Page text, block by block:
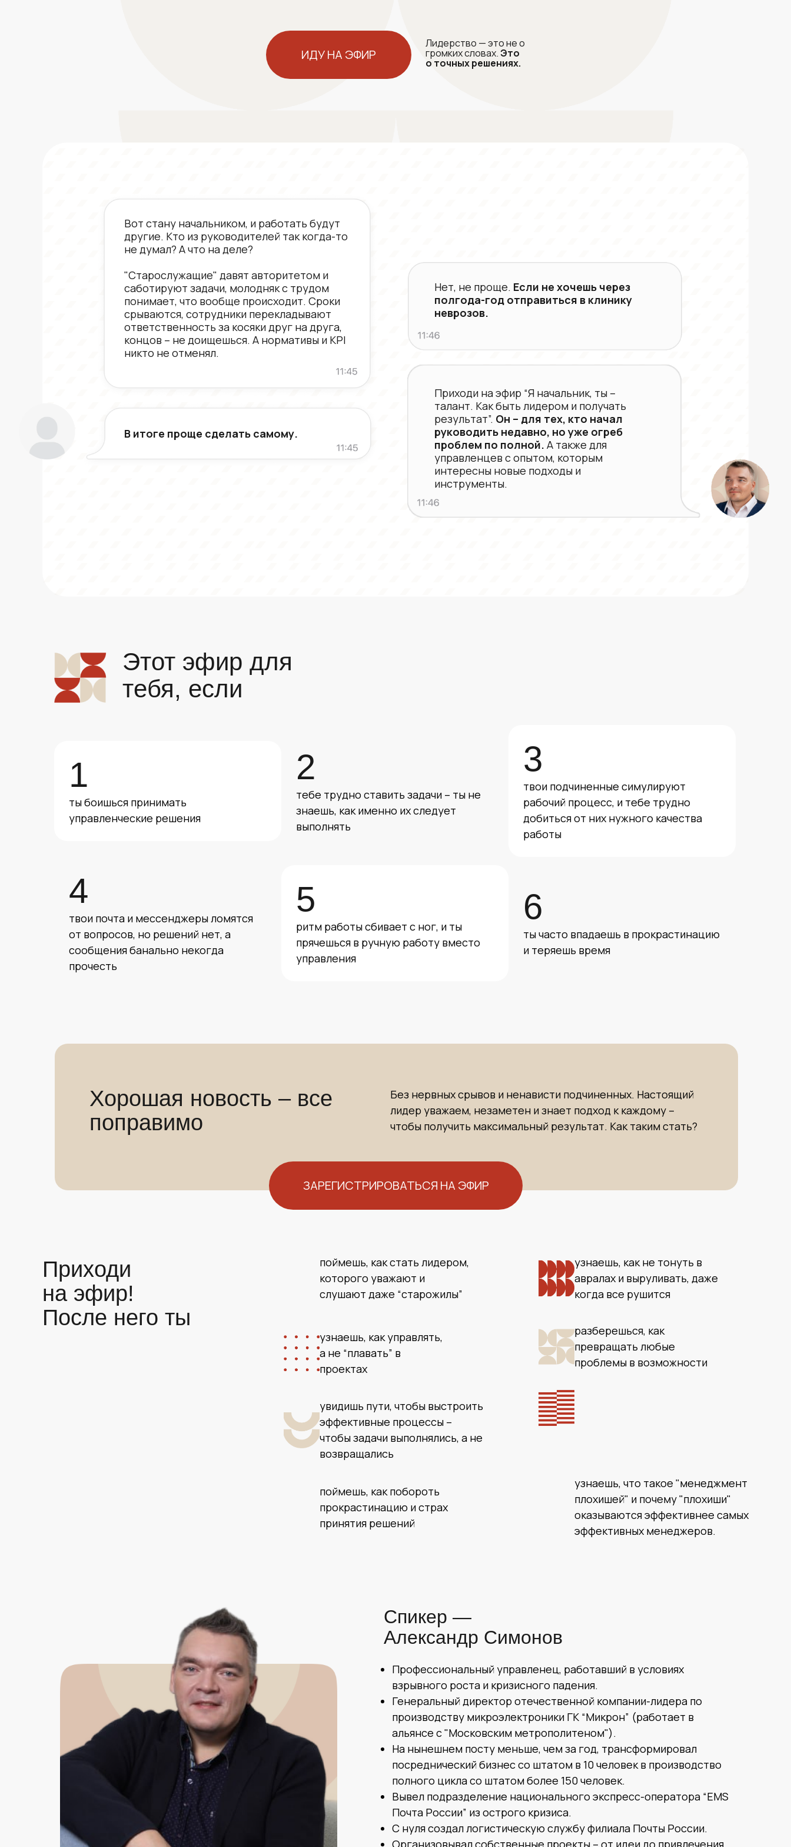
Лидерство — это не о
громких словах.Это
о точных решениях.
ИДУ НА ЭФИР
В итоге проще сделать самому.
Вот стану начальником, и работать будут
другие. Кто из руководителей так когда-то
не думал? А что на деле?
"Старослужащие" давят авторитетом и
саботируют задачи, молодняк с трудом
понимает, что вообще происходит. Сроки
срываются, сотрудники перекладывают
ответственность за косяки друг на друга,
концов – не доищешься. А нормативы и KPI
никто не отменял.
Приходи на эфир “Я начальник, ты –
талант. Как быть лидером и получать
результат”. Он – для тех, кто начал
руководить недавно, но уже огреб
проблем по полной. А также для
управленцев с опытом, которым
интересны новые подходы и
инструменты.
Нет, не проще. Если не хочешь через
полгода-год отправиться в клинику
неврозов.
1
ты боишься принимать
управленческие решения
2
тебе трудно ставить задачи – ты не
знаешь, как именно их следует
выполнять
3
твои подчиненные симулируют
рабочий процесс, и тебе трудно
добиться от них нужного качества
работы
4
твои почта и мессенджеры ломятся
от вопросов, но решений нет, а
сообщения банально некогда
прочесть
5
ритм работы сбивает с ног, и ты
прячешься в ручную работу вместо
управления
6
ты часто впадаешь в прокрастинацию
и теряешь время
Этот эфир для
тебя, если
Хорошая новость – все
поправимо
Без нервных срывов и ненависти подчиненных. Настоящий
лидер уважаем, незаметен и знает подход к каждому –
чтобы получить максимальный результат. Как таким стать?
ЗАРЕГИСТРИРОВАТЬСЯ НА ЭФИР
Приходи
на эфир!
После него ты
поймешь, как стать лидером,
которого уважают и
слушают даже “старожилы”
узнаешь, как управлять,
а не “плавать” в
проектах
увидишь пути, чтобы выстроить
эффективные процессы –
чтобы задачи выполнялись, а не
возвращались
поймешь, как побороть
прокрастинацию и страх
принятия решений
разберешься, как
превращать любые
проблемы в возможности
узнаешь, как не тонуть в
авралах и выруливать, даже
когда все рушится
узнаешь, что такое "менеджмент
плохишей" и почему "плохиши"
оказываются эффективнее самых
эффективных менеджеров.
Спикер —
Александр Симонов
Профессиональный управленец, работавший в условиях
взрывного роста и кризисного падения.
Генеральный директор отечественной компании-лидера по
производству микроэлектроники ГК “Микрон” (работает в
альянсе с "Московским метрополитеном").
На нынешнем посту меньше, чем за год, трансформировал
посреднический бизнес со штатом в 10 человек в производство
полного цикла со штатом более 150 человек.
Вывел подразделение национального экспресс-оператора “EMS
Почта России” из острого кризиса.
С нуля создал логистическую службу филиала Почты России.
Организовывал собственные проекты – от идеи до привлечения